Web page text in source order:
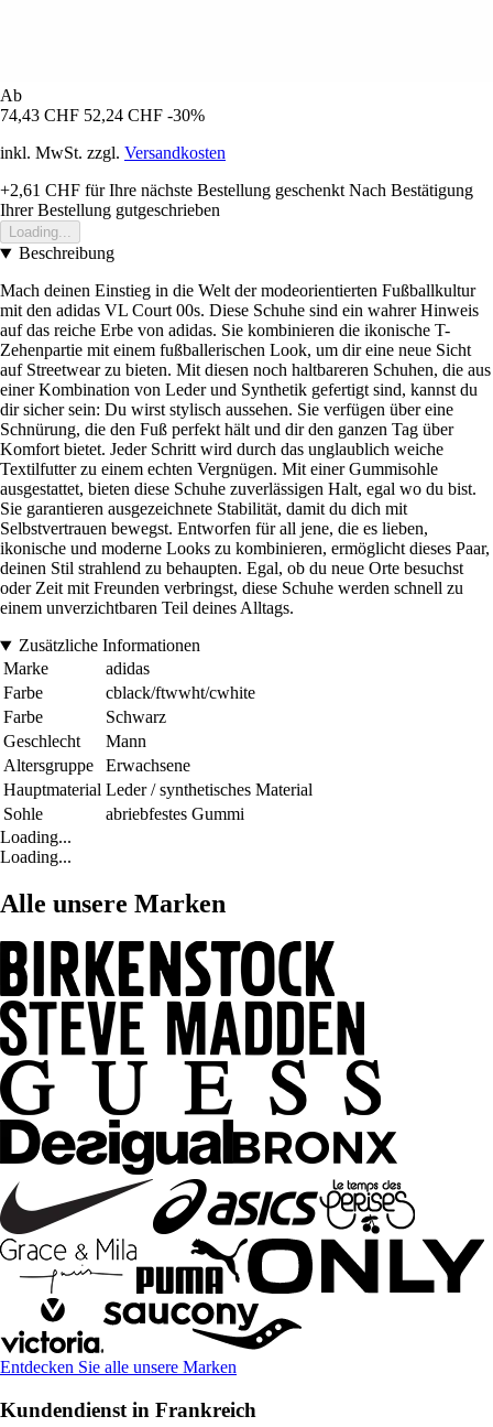
Ab
74,43 CHF 52,24 CHF -30%
inkl. MwSt. zzgl. Versandkosten
+2,61 CHF für Ihre nächste Bestellung geschenkt Nach Bestätigung
Ihrer Bestellung gutgeschrieben
Loading...
Beschreibung
Mach deinen Einstieg in die Welt der modeorientierten Fußballkultur
mit den adidas VL Court 00s. Diese Schuhe sind ein wahrer Hinweis
auf das reiche Erbe von adidas. Sie kombinieren die ikonische T-
Zehenpartie mit einem fußballerischen Look, um dir eine neue Sicht
auf Streetwear zu bieten. Mit diesen noch haltbareren Schuhen, die aus
einer Kombination von Leder und Synthetik gefertigt sind, kannst du
dir sicher sein: Du wirst stylisch aussehen. Sie verfügen über eine
Schnürung, die den Fuß perfekt hält und dir den ganzen Tag über
Komfort bietet. Jeder Schritt wird durch das unglaublich weiche
Textilfutter zu einem echten Vergnügen. Mit einer Gummisohle
ausgestattet, bieten diese Schuhe zuverlässigen Halt, egal wo du bist.
Sie garantieren ausgezeichnete Stabilität, damit du dich mit
Selbstvertrauen bewegst. Entworfen für all jene, die es lieben,
ikonische und moderne Looks zu kombinieren, ermöglicht dieses Paar,
deinen Stil strahlend zu behaupten. Egal, ob du neue Orte besuchst
oder Zeit mit Freunden verbringst, diese Schuhe werden schnell zu
einem unverzichtbaren Teil deines Alltags.
Zusätzliche Informationen
Marke
adidas
Farbe
cblack/ftwwht/cwhite
Farbe
Schwarz
Geschlecht
Mann
Altersgruppe
Erwachsene
Hauptmaterial Leder / synthetisches Material
Sohle
abriebfestes Gummi
Loading...
Loading...
Alle unsere Marken
Entdecken Sie alle unsere Marken
Kundendienst in Frankreich